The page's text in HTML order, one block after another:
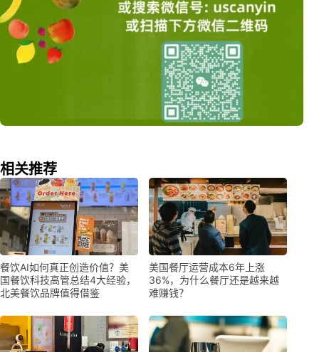
相关推荐
餐饮AI如何真正创造价值？美
国餐饮科技高管总结4大经验，
北美餐饮品牌值得借鉴
美国餐厅运营成本6年上涨
36%，为什么餐厅还是越来越
难赚钱？